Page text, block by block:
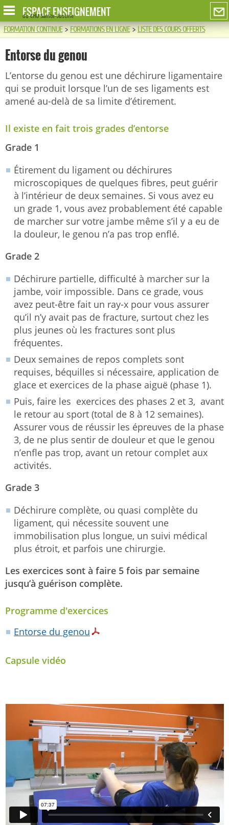
ESPACE ENSEIGNEMENT
du CHU Sainte-Justine
FORMATION CONTINUE>FORMATIONS EN LIGNE>LISTE DES COURS OFFERTS
Entorse du genou
L’entorse du genou est une déchirure ligamentaire
qui se produit lorsque l’un de ses ligaments est
amené au-delà de sa limite d’étirement.
Il existe en fait trois grades d’entorse
Grade 1
Étirement du ligament ou déchirures
microscopiques de quelques fibres, peut guérir
à l’intérieur de deux semaines. Si vous avez eu
un grade 1, vous avez probablement été capable
de marcher sur votre jambe même s’il y a eu de
la douleur, le genou n’a pas trop enflé.
Grade 2
Déchirure partielle, difficulté à marcher sur la
jambe, voir impossible. Dans ce grade, vous
avez peut-être fait un ray-x pour vous assurer
qu’il n’y avait pas de fracture, surtout chez les
plus jeunes où les fractures sont plus
fréquentes.
Deux semaines de repos complets sont
requises, béquilles si nécessaire, application de
glace et exercices de la phase aiguë (phase 1).
Puis, faire les exercices des phases 2 et 3, avant
le retour au sport (total de 8 à 12 semaines).
Assurer vous de réussir les épreuves de la phase
3, de ne plus sentir de douleur et que le genou
n’enfle pas trop, avant un retour complet aux
activités.
Grade 3
Déchirure complète, ou quasi complète du
ligament, qui nécessite souvent une
immobilisation plus longue, un suivi médical
plus étroit, et parfois une chirurgie.
Les exercices sont à faire 5 fois par semaine
jusqu’à guérison complète.
Programme d'exercices
Entorse du genou
Capsule vidéo